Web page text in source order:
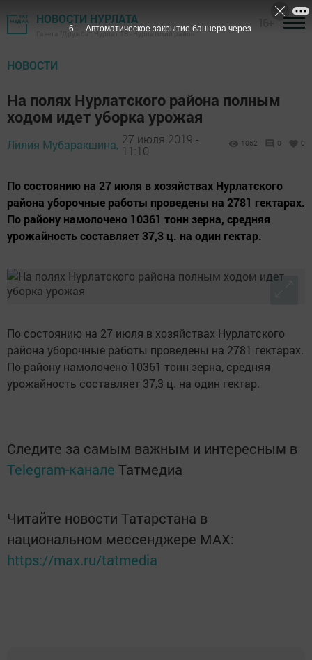
НОВОСТИ НУРЛАТА
Газета "Дружба", Нурлат ТВ - Нурлатский район
НОВОСТИ
На полях Нурлатского района полным
ходом идет уборка урожая
Лилия Мубаракшина, 27 июля 2019 -
11:10
1062 0 0
По состоянию на 27 июля в хозяйствах Нурлатского
района уборочные работы проведены на 2781 гектарах.
По району намолочено 10361 тонн зерна, средняя
урожайность составляет 37,3 ц. на один гектар.
По состоянию на 27 июля в хозяйствах Нурлатского
района уборочные работы проведены на 2781 гектарах.
По району намолочено 10361 тонн зерна, средняя
урожайность составляет 37,3 ц. на один гектар.
Следите за самым важным и интересным в
Telegram-канале Татмедиа
Читайте новости Татарстана в
национальном мессенджере MАХ:
https://max.ru/tatmedia
5 Автоматическое закрытие баннера через